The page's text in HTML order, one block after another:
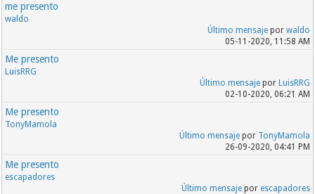
me presento
waldo
Último mensajepor waldo
05-11-2020, 11:58 AM
Me presento
LuisRRG
Último mensajepor LuisRRG
02-10-2020, 06:21 AM
Me presento
TonyMamola
Último mensajepor TonyMamola
26-09-2020, 04:41 PM
Me presento
escapadores
Último mensajepor escapadores